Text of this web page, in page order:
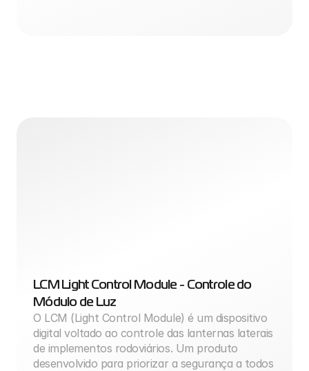
LCM Light Control Module - Controle do
Módulo de Luz
O LCM (Light Control Module) é um dispositivo
digital voltado ao controle das lanternas laterais
de implementos rodoviários. Um produto
desenvolvido para priorizar a segurança a todos